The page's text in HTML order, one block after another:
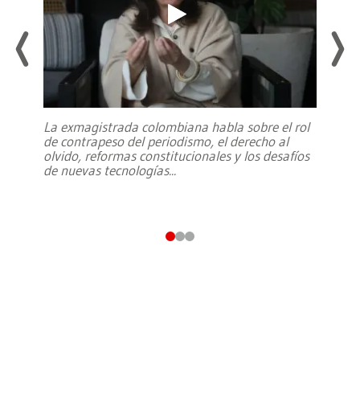
La exmagistrada colombiana habla sobre el rol
de contrapeso del periodismo, el derecho al
olvido, reformas constitucionales y los desafíos
de nuevas tecnologías...